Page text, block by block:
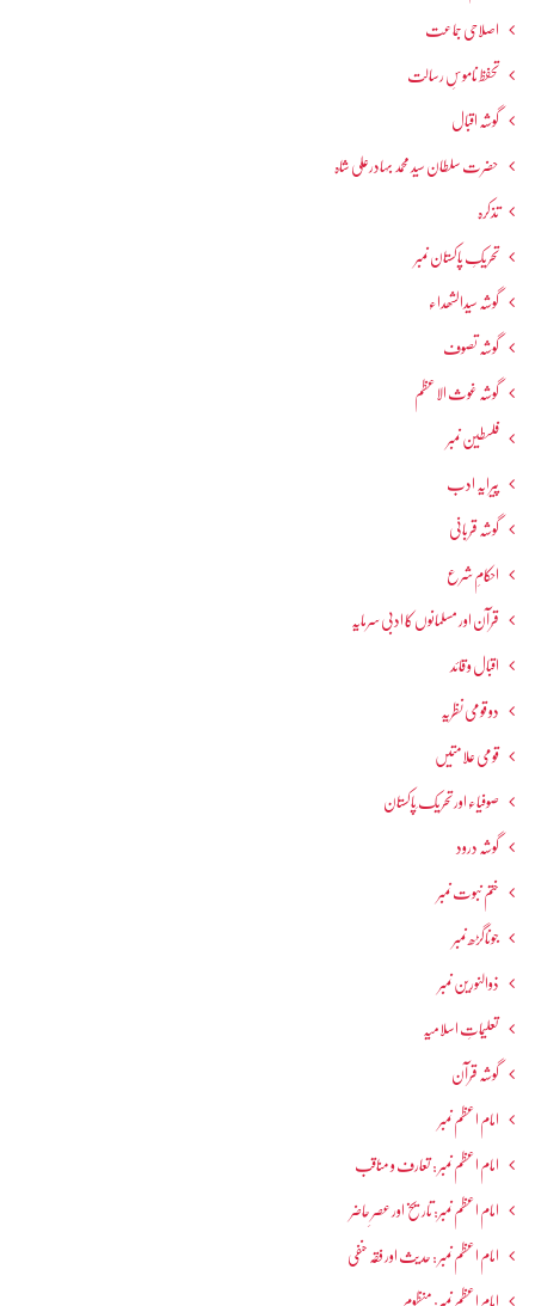
اصلاحی جماعت
تحفظ ناموسِ رسالت
گوشہ اقبال
حضرت سلطان سید محمد بہادرعلی شاہ
تذکرہ
تحریکِ پاکستان نمبر
گوشہ سیدالشھداء
گوشہ تصوف
گوشہ غوث الاعظم
فلسطین نمبر
پیرایہ ادب
گوشہ قربانی
احکامِ شرع
قرآن اور مسلمانوں کا ادبی سرمایہ
اقبال و قائد
دو قومی نظریہ
قومی علامتیں
صوفیاء اور تحریک ِپاکستان
گوشہ درود
ختم نبوت نمبر
جوناگڑھ نمبر
ذوالنورین نمبر
تعلیماتِ اسلامیہ
گوشہ قرآن
امام اعظم نمبر
امام اعظم نمبر : تعارف و مناقب
امام اعظم نمبر: تاریخ اور عصرِ حاضر
امام اعظم نمبر : حدیث اور فقہ حنفی
امام اعظم نمبر: منظوم